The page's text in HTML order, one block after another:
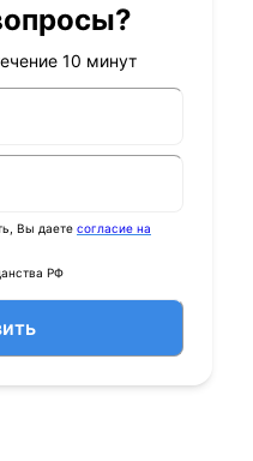
10 минут
Вы даете согласие на
РФ